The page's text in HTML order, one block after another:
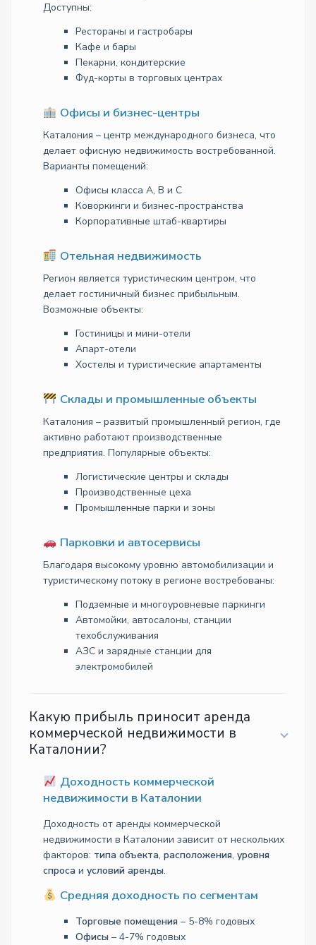
Доступны:
Рестораны и гастробары
Кафе и бары
Пекарни, кондитерские
Фуд-корты в торговых центрах
Офисы и бизнес-центры
Каталония – центр международного бизнеса, что
делает офисную недвижимость востребованной.
Варианты помещений:
Офисы класса A, B и C
Коворкинги и бизнес-пространства
Корпоративные штаб-квартиры
Отельная недвижимость
Регион является туристическим центром, что
делает гостиничный бизнес прибыльным.
Возможные объекты:
Гостиницы и мини-отели
Апарт-отели
Хостелы и туристические апартаменты
Склады и промышленные объекты
Каталония – развитый промышленный регион, где
активно работают производственные
предприятия. Популярные объекты:
Логистические центры и склады
Производственные цеха
Промышленные парки и зоны
Парковки и автосервисы
Благодаря высокому уровню автомобилизации и
туристическому потоку в регионе востребованы:
Подземные и многоуровневые паркинги
Автомойки, автосалоны, станции
техобслуживания
АЗС и зарядные станции для
электромобилей
Какую прибыль приносит аренда
коммерческой недвижимости в
Каталонии?
Доходность коммерческой
недвижимости в Каталонии
Доходность от аренды коммерческой
недвижимости в Каталонии зависит от нескольких
факторов: типа объекта,расположения,уровня
спроса иусловий аренды.
Средняя доходность по сегментам
Торговые помещения – 5-8% годовых
Офисы – 4-7% годовых